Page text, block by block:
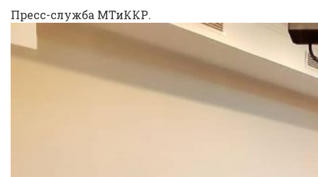
Пресс-служба МТиККР.